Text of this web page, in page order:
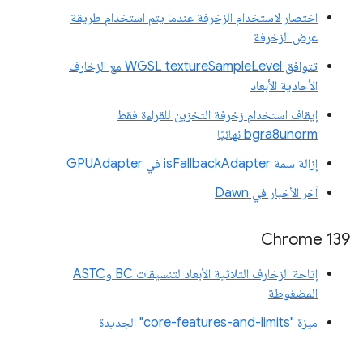
اختصار لاستخدام الزخرفة عندما يتم استخدام طريقة
عرض الزخرفة
تتوافق WGSL textureSampleLevel مع الزخارف
الأحادية الأبعاد
إيقاف استخدام زخرفة التخزين للقراءة فقط
bgra8unorm نهائيًا
إزالة سمة isFallbackAdapter في GPUAdapter
آخر الأخبار في Dawn
Chrome 139
إتاحة الزخارف الثلاثية الأبعاد لتنسيقات BC وASTC
المضغوطة
ميزة "core-features-and-limits" الجديدة